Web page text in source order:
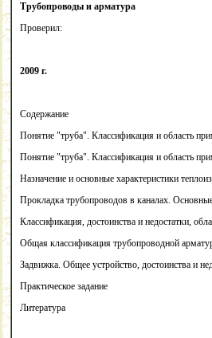
Трубопроводы и арматура
Проверил:
2009 г.
Содержание
Понятие "труба". Классификация и область
Понятие "труба". Классификация и область
Назначение и основные характеристики
Прокладка трубопроводов в каналах.
Классификация, достоинства и недостатки,
Общая классификация трубопроводной
Задвижка. Общее устройство, достоинства и
Практическое задание
Литература